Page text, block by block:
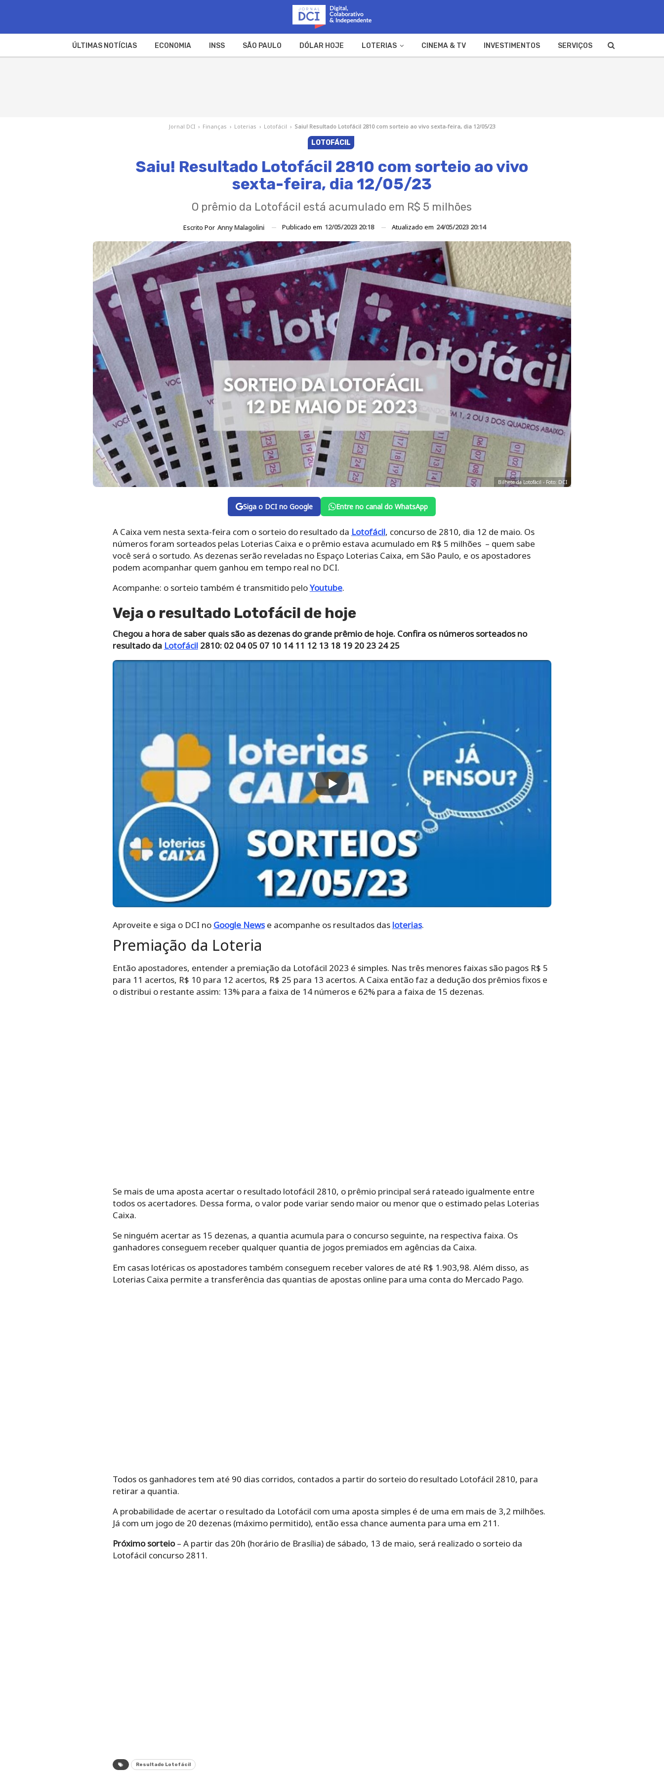
ÚLTIMAS NOTÍCIAS ECONOMIA INSS SÃO PAULO DÓLAR HOJE LOTERIAS CINEMA & TV INVESTIMENTOS SERVIÇOS
Jornal DCI › Finanças › Loterias › Lotofácil › Saiu! Resultado Lotofácil 2810 com sorteio ao vivo sexta-feira, dia 12/05/23
LOTOFÁCIL
Saiu! Resultado Lotofácil 2810 com sorteio ao vivo
sexta-feira, dia 12/05/23
O prêmio da Lotofácil está acumulado em R$ 5 milhões
Escrito Por Anny Malagolini Publicado em 12/05/2023 20:18 Atualizado em 24/05/2023 20:14
Bilhete da Lotofácil - Foto: DCI
Siga o DCI no Google Entre no canal do WhatsApp
A Caixa vem nesta sexta-feira com o sorteio do resultado da Lotofácil, concurso de 2810, dia 12 de maio. Os
números foram sorteados pelas Loterias Caixa e o prêmio estava acumulado em R$ 5 milhões – quem sabe
você será o sortudo. As dezenas serão reveladas no Espaço Loterias Caixa, em São Paulo, e os apostadores
podem acompanhar quem ganhou em tempo real no DCI.
Acompanhe: o sorteio também é transmitido peloYoutube.
Veja o resultado Lotofácil de hoje
Chegou a hora de saber quais são as dezenas do grande prêmio de hoje. Confira os números sorteados no
resultado da Lotofácil2810: 02 04 05 07 10 14 11 12 13 18 19 20 23 24 25
Aproveite e siga o DCI no Google Newse acompanhe os resultados das loterias.
Premiação da Loteria
Então apostadores, entender a premiação da Lotofácil 2023 é simples. Nas três menores faixas são pagos R$ 5
para 11 acertos, R$ 10 para 12 acertos, R$ 25 para 13 acertos. A Caixa então faz a dedução dos prêmios fixos e
o distribui o restante assim: 13% para a faixa de 14 números e 62% para a faixa de 15 dezenas.
Se mais de uma aposta acertar o resultado lotofácil 2810, o prêmio principal será rateado igualmente entre
todos os acertadores. Dessa forma, o valor pode variar sendo maior ou menor que o estimado pelas Loterias
Caixa.
Se ninguém acertar as 15 dezenas, a quantia acumula para o concurso seguinte, na respectiva faixa. Os
ganhadores conseguem receber qualquer quantia de jogos premiados em agências da Caixa.
Em casas lotéricas os apostadores também conseguem receber valores de até R$ 1.903,98. Além disso, as
Loterias Caixa permite a transferência das quantias de apostas online para uma conta do Mercado Pago.
Todos os ganhadores tem até 90 dias corridos, contados a partir do sorteio do resultado Lotofácil 2810, para
retirar a quantia.
A probabilidade de acertar o resultado da Lotofácil com uma aposta simples é de uma em mais de 3,2 milhões.
Já com um jogo de 20 dezenas (máximo permitido), então essa chance aumenta para uma em 211.
Próximo sorteio– A partir das 20h (horário de Brasília) de sábado, 13 de maio, será realizado o sorteio da
Lotofácil concurso 2811.
Resultado Lotofácil